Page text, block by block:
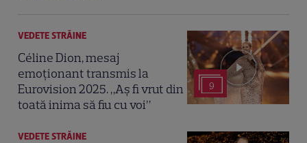
9
VEDETE STRĂINE
Céline Dion, mesaj
emoționant transmis la
Eurovision 2025. „Aș fi vrut din
toată inima să fiu cu voi”
VEDETE STRĂINE